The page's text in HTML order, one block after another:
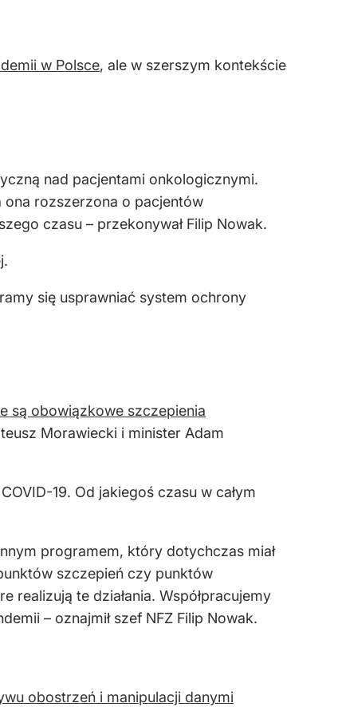
w Polsce, ale w szerszym kontekście
nad pacjentami onkologicznymi.
rozszerzona o pacjentów
czasu – przekonywał Filip Nowak.
się usprawniać system ochrony
są obowiązkowe szczepienia
Morawiecki i minister Adam
19. Od jakiegoś czasu w całym
programem, który dotychczas miał
szczepień czy punktów
te działania. Współpracujemy
– oznajmił szef NFZ Filip Nowak.
obostrzeń i manipulacji danymi